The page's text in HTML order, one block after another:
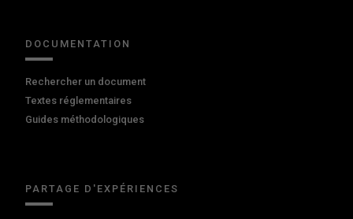
DOCUMENTATION
Rechercher un document
Textes réglementaires
Guides méthodologiques
PARTAGE D'EXPÉRIENCES